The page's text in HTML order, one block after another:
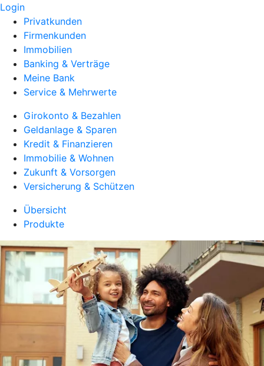
Login
Privatkunden
Firmenkunden
Immobilien
Banking & Verträge
Meine Bank
Service & Mehrwerte
Girokonto & Bezahlen
Geldanlage & Sparen
Kredit & Finanzieren
Immobilie & Wohnen
Zukunft & Vorsorgen
Versicherung & Schützen
Übersicht
Produkte